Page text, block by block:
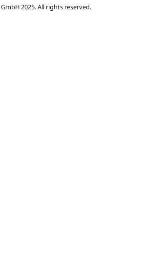
2025. All rights reserved.